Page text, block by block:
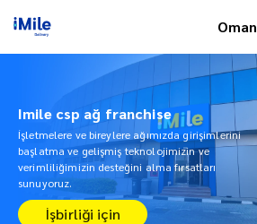
Oman
Imile csp ağ franchise
İşletmelere ve bireylere ağımızda girişimlerini
başlatma ve gelişmiş teknolojimizin ve
verimliliğimizin desteğini alma fırsatları
sunuyoruz.
İşbirliği için